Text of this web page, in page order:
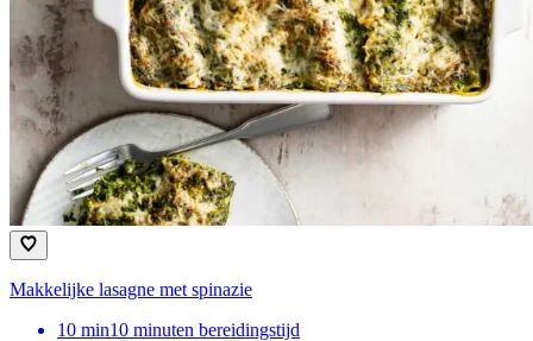
Makkelijke lasagne met spinazie
10 min10 minuten bereidingstijd